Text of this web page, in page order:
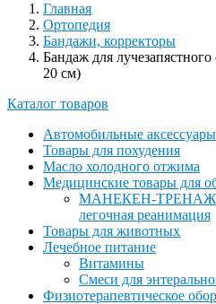
Главная
Ортопедия
Бандажи, корректоры
Бандаж для
20 см)
Каталог товаров
Автомобильные аксессуары
Товары для похудения
Масло холодного отжима
Медицинские товары для
МАНЕКЕН-
легочная реанимация
Товары для животных
Лечебное питание
Витамины
Смеси для
Физиотерапевтическое